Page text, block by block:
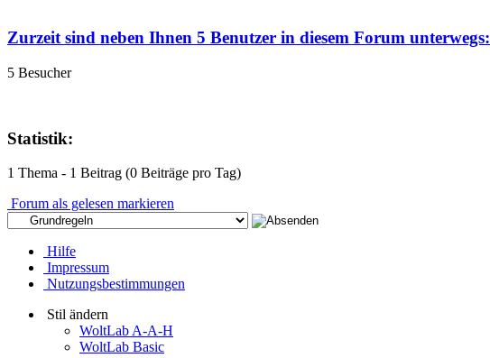
Zurzeit sind neben Ihnen 5 Benutzer in diesem Forum unterwegs:
5 Besucher
Statistik:
1 Thema - 1 Beitrag (0 Beiträge pro Tag)
Forum als gelesen markieren
Hilfe
Impressum
Nutzungsbestimmungen
Stil ändern
WoltLab A-A-H
WoltLab Basic